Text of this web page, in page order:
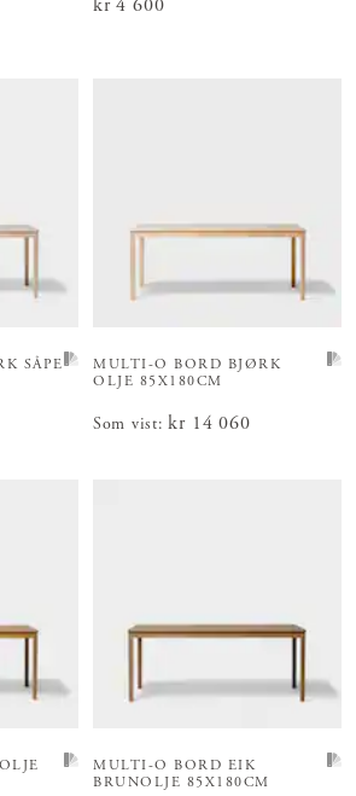
Pris :kr 4 600
kr 4 600
SÅPE
MULTI-O BORD BJØRK
OLJE 85X180CM
Som vist: Pris: kr 14 060
kr 14 060
MULTI-O BORD EIK
BRUNOLJE 85X180CM